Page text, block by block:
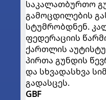
საკალათბურთო
გამოცდილების
სტუმრობდნენ.
ფედერაციის
ქართლის
პირთა გუნდის
და სხვადასხვა
გადასცეს.
GBF